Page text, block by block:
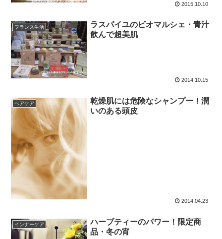
2015.10.10
フランス生活
ラスパイユのビオマルシェ・青汁
飲んで超美肌
2014.10.15
ヘアケア
乾燥肌には危険なシャンプー！潤
いのある頭皮
2014.04.23
インナーケア
ハーブティーのパワー！限定商
品・冬の宵